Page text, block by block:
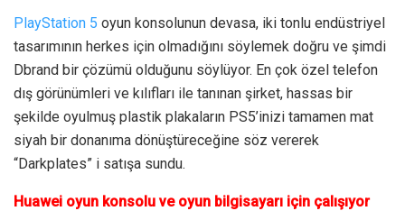
PlayStation 5 oyun konsolunun devasa, iki tonlu endüstriyel
tasarımının herkes için olmadığını söylemek doğru ve şimdi
Dbrand bir çözümü olduğunu söylüyor. En çok özel telefon
dış görünümleri ve kılıfları ile tanınan şirket, hassas bir
şekilde oyulmuş plastik plakaların PS5’inizi tamamen mat
siyah bir donanıma dönüştüreceğine söz vererek
“Darkplates” i satışa sundu.
Huawei oyun konsolu ve oyun bilgisayarı için çalışıyor